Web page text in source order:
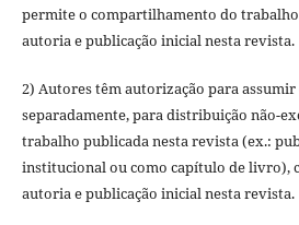
permite o compartilhamento do
autoria e publicação inicial nesta revista.
2) Autores têm autorização para
separadamente, para distribuição não-
trabalho publicada nesta revista (ex.:
institucional ou como capítulo de livro),
autoria e publicação inicial nesta revista.